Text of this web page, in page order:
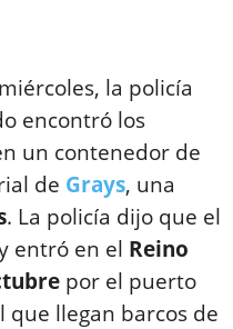
la policía
encontró los
un contenedor de
de Grays, una
. La policía dijo que el
entró en el Reino
por el puerto
que llegan barcos de